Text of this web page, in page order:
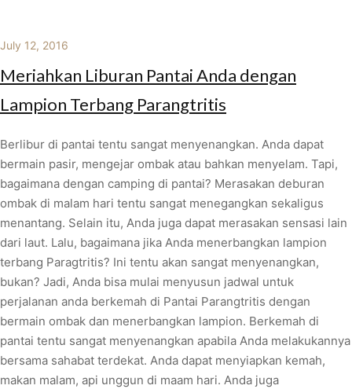
July 12, 2016
Meriahkan Liburan Pantai Anda dengan
Lampion Terbang Parangtritis
Berlibur di pantai tentu sangat menyenangkan. Anda dapat
bermain pasir, mengejar ombak atau bahkan menyelam. Tapi,
bagaimana dengan camping di pantai? Merasakan deburan
ombak di malam hari tentu sangat menegangkan sekaligus
menantang. Selain itu, Anda juga dapat merasakan sensasi lain
dari laut. Lalu, bagaimana jika Anda menerbangkan lampion
terbang Paragtritis? Ini tentu akan sangat menyenangkan,
bukan? Jadi, Anda bisa mulai menyusun jadwal untuk
perjalanan anda berkemah di Pantai Parangtritis dengan
bermain ombak dan menerbangkan lampion. Berkemah di
pantai tentu sangat menyenangkan apabila Anda melakukannya
bersama sahabat terdekat. Anda dapat menyiapkan kemah,
makan malam, api unggun di maam hari. Anda juga